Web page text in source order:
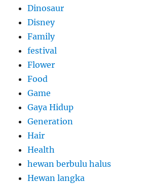
Dinosaur
Disney
Family
festival
Flower
Food
Game
Gaya Hidup
Generation
Hair
Health
hewan berbulu halus
Hewan langka